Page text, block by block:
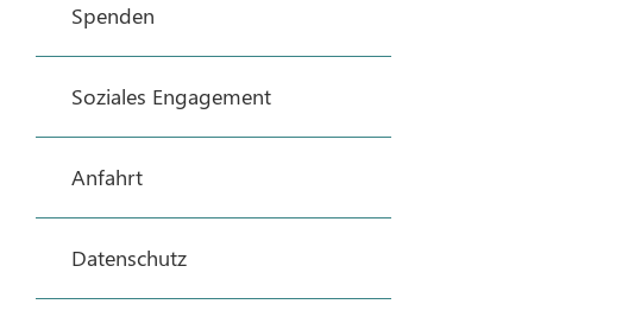
Spenden
Soziales Engagement
Anfahrt
Datenschutz